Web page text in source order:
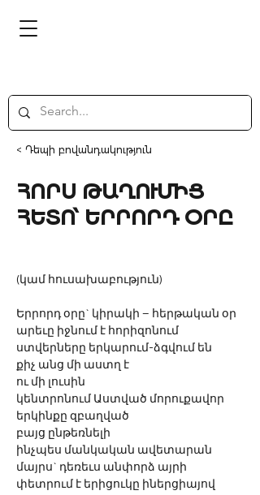
< Դեպի բովանդակություն
ՀՈՐՍ ԹԱՂՈՒՄԻՑ
ՀԵՏՈ՝ ԵՐՐՈՐԴ ՕՐԸ
(կամ հուսախաբություն)
Երրորդ օրը` կիրակի – հերթական օր
արեւը իջնում է հորիզոնում
ստվերները երկարում-ձգվում են
քիչ անց մի աստղ է
ու մի լուսին
կենտրոնում Աստված մորուքավոր
երկինքը զբաղված
բայց ընթեռնելի
ինչպես մանկական ավետարան
մայրս` դեռեւս անփորձ այրի
փետրում է երիցուկը իներցիայով